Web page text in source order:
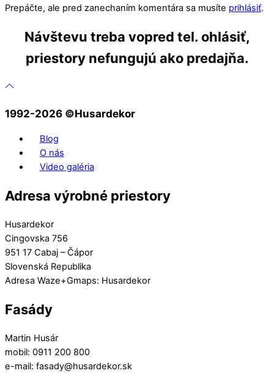
Prepáčte, ale pred zanechaním komentára sa musíte prihlásiť.
Návštevu treba vopred tel. ohlásiť,
priestory nefungujú ako predajňa.
1992-2026 ©️Husardekor
Blog
O nás
Video galéria
Adresa výrobné priestory
Husardekor
Cingovska 756
951 17 Cabaj – Čápor
Slovenská Republika
Adresa Waze+Gmaps: Husardekor
Fasády
Martin Husár
mobil: 0911 200 800
e-mail: fasady@husardekor.sk